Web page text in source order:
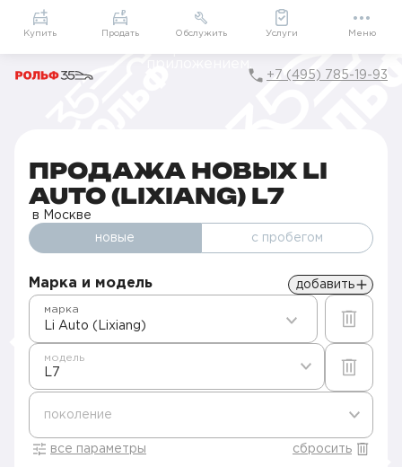
Приложение
Мой РОЛЬФ
Подарки внутри
+7 (495) 785-19-93
ПРОДАЖА НОВЫХ LI
AUTO (LIXIANG) L7
в Москве
новые с пробегом
Марка и модель добавить
Li Auto (Lixiang)
марка
L7
модель
поколение
все параметры сбросить
Купить Продать Обслужить Услуги Меню